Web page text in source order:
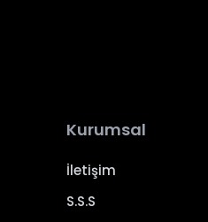
Kurumsal
İletişim
S.S.S